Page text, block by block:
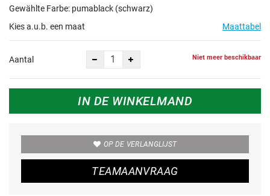
Gewählte Farbe: pumablack (schwarz)
Kies a.u.b. een maat
Maattabel
Aantal Niet meer beschikbaar
IN DE WINKELMAND
OP DE VERLANGLIJST
TEAMAANVRAAG